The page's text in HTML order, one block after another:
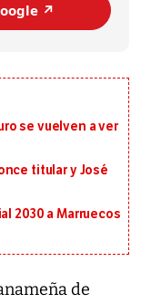
↗️
se vuelven a ver
titular y José
2030 a Marruecos
de